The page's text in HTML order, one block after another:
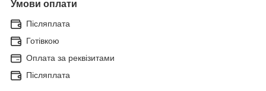
Умови оплати
Післяплата
Готівкою
Оплата за реквізитами
Післяплата